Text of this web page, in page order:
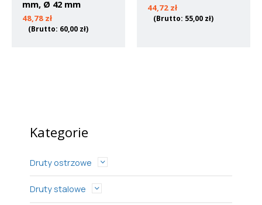
Kategorie
Druty ostrzowe
Druty stalowe
mm, Ø 42 mm
48,78 zł
(Brutto: 60,00 zł)
44,72 zł
(Brutto: 55,00 zł)